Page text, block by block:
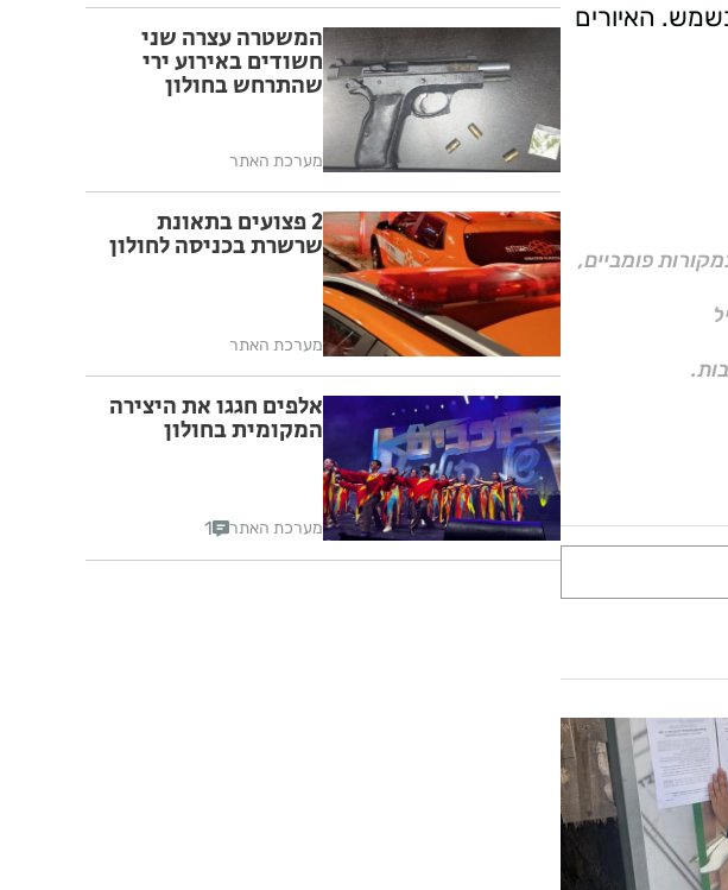
. האיורים
פומביים,
המשטרה עצרה שני
חשודים באירוע ירי
שהתרחש בחולון
מערכת האתר
2 פצועים בתאונת
שרשרת בכניסה לחולון
מערכת האתר
אלפים חגגו את היצירה
המקומית בחולון
מערכת האתר 1